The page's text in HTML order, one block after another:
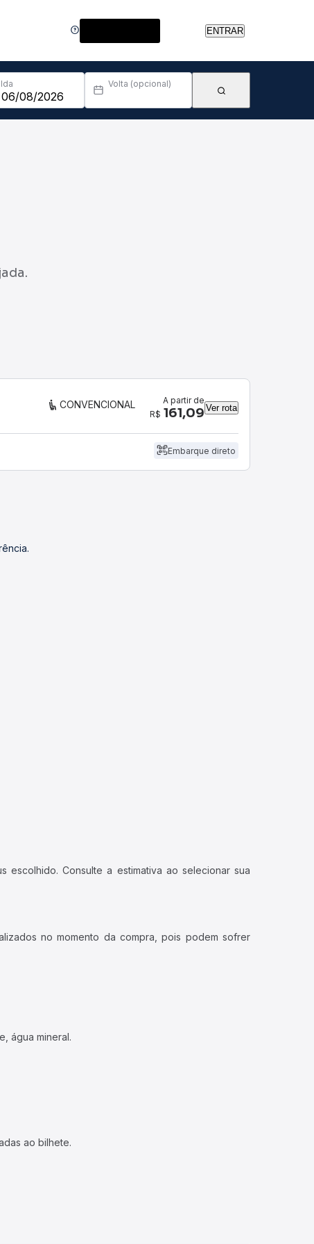
ENTRAR
Ida Volta (opcional)
CONVENCIONAL
A partir de
R$ 161,09 Ver rota
Embarque direto
Consulte a estimativa ao selecionar sua
no momento da compra, pois podem sofrer
água mineral.
ao bilhete.